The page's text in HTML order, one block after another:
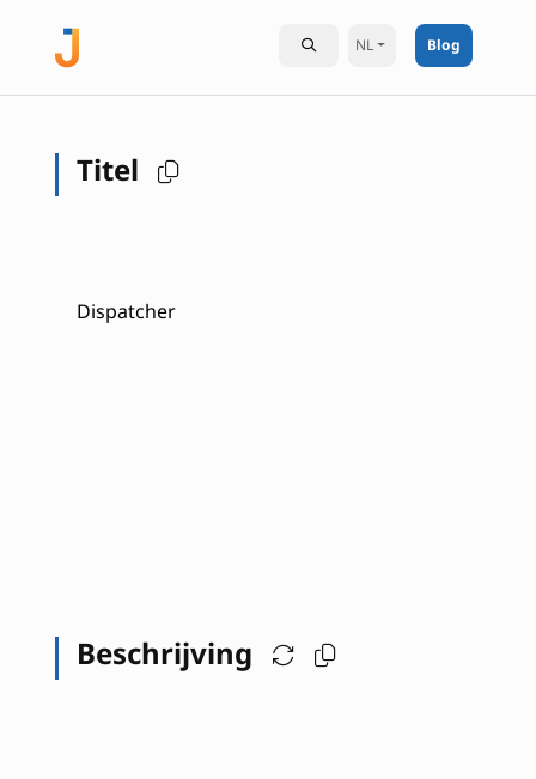
NL Blog
Titel
Dispatcher
Beschrijving